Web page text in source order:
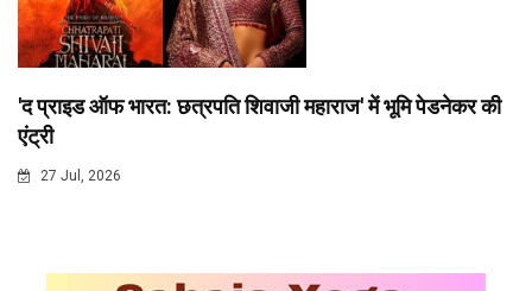
'द प्राइड ऑफ भारत: छत्रपति शिवाजी महाराज' में भूमि पेडनेकर की
एंट्री
27 Jul, 2026